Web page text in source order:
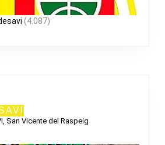
(4.087)
San Vicente del Raspeig